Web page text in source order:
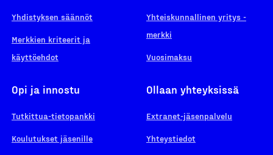
Yhdistyksen säännöt
Merkkien kriteerit ja
käyttöehdot
Yhteiskunnallinen yritys -
merkki
Vuosimaksu
Opi ja innostu
Tutkittua-tietopankki
Koulutukset jäsenille
Ollaan yhteyksissä
Extranet-jäsenpalvelu
Yhteystiedot